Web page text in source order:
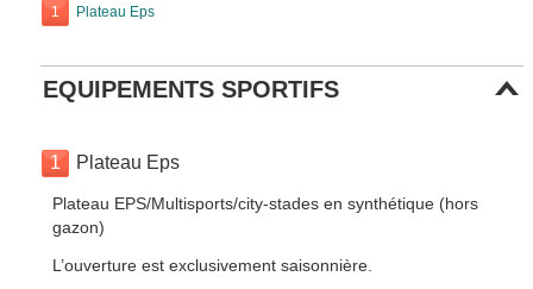
1 Plateau Eps
EQUIPEMENTS SPORTIFS
1 Plateau Eps
Plateau EPS/Multisports/city-stades en synthétique (hors
gazon)
L’ouverture est exclusivement saisonnière.